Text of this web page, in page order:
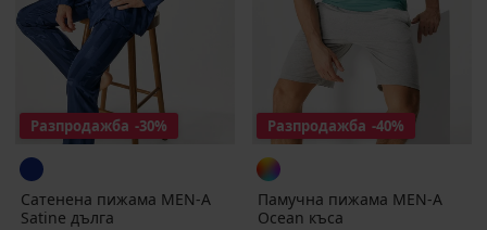
Разпродажба -30%
Сатенена пижама MEN-A
Satinе дълга
Разпродажба -40%
Памучна пижама MEN-A
Ocean къса